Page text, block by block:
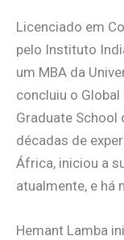
Licenciado em
pelo Instituto
um MBA da
concluiu o
Graduate School
décadas de
África, iniciou a
atualmente, e há
Hemant Lamba